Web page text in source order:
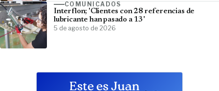
COMUNICADOS
Interflon; 'Clientes con 28 referencias de
lubricante han pasado a 13'
5 de agosto de 2026